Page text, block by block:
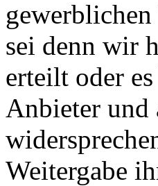
sei denn wir
erteilt oder
Anbieter und
Weitergabe